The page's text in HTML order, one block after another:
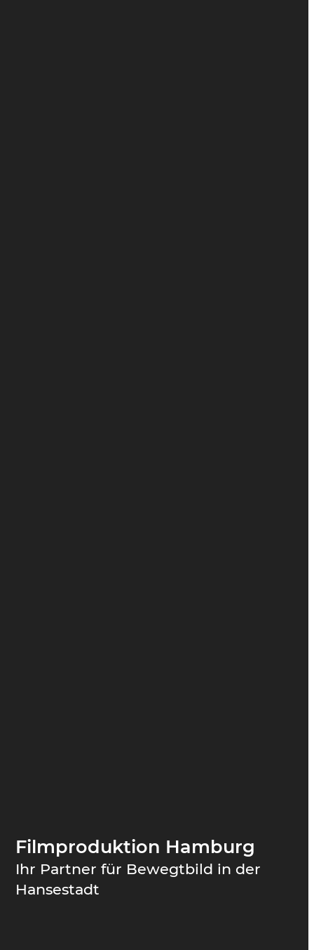
Filmproduktion Hamburg
Ihr Partner für Bewegtbild in der
Hansestadt